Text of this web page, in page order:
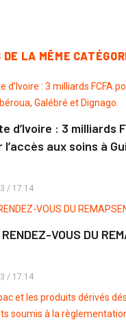
LA MÊME
d’Ivoire : 3 milliards
aux soins à
/ 17:14
VOUS DU
/ 17:14